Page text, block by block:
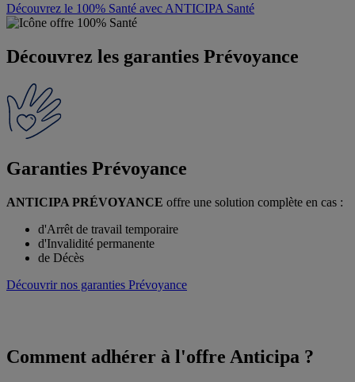
Découvrez le 100% Santé avec ANTICIPA Santé
Découvrez les garanties Prévoyance
Garanties Prévoyance
ANTICIPA PRÉVOYANCE offre une solution complète en cas :
d'Arrêt de travail temporaire
d'Invalidité permanente
de Décès
Découvrir nos garanties Prévoyance
Comment adhérer à l'offre Anticipa ?